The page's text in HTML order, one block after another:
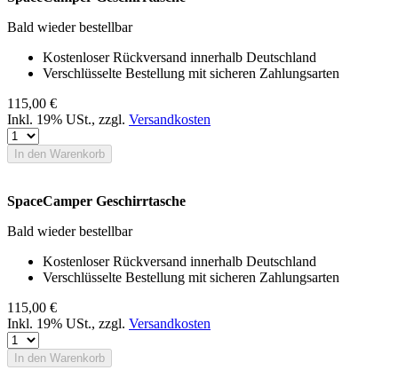
Bald wieder bestellbar
Kostenloser Rückversand innerhalb Deutschland
Verschlüsselte Bestellung mit sicheren Zahlungsarten
115,00 €
Inkl. 19% USt., zzgl. Versandkosten
In den Warenkorb
SpaceCamper Geschirrtasche
Bald wieder bestellbar
Kostenloser Rückversand innerhalb Deutschland
Verschlüsselte Bestellung mit sicheren Zahlungsarten
115,00 €
Inkl. 19% USt., zzgl. Versandkosten
In den Warenkorb